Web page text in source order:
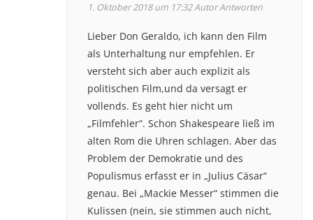
1. Oktober 2018 um 17:32AutorAntworten
Lieber Don Geraldo, ich kann den Film
als Unterhaltung nur empfehlen. Er
versteht sich aber auch explizit als
politischen Film,und da versagt er
vollends. Es geht hier nicht um
„Filmfehler“. Schon Shakespeare ließ im
alten Rom die Uhren schlagen. Aber das
Problem der Demokratie und des
Populismus erfasst er in „Julius Cäsar“
genau. Bei „Mackie Messer“ stimmen die
Kulissen (nein, sie stimmen auch nicht,